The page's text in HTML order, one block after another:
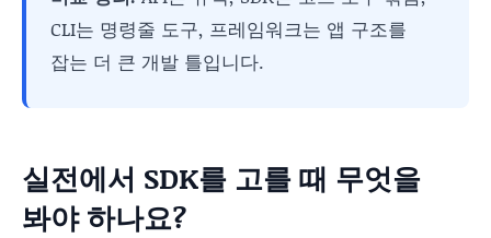
CLI는 명령줄 도구, 프레임워크는 앱 구조를
잡는 더 큰 개발 틀입니다.
실전에서 SDK를 고를 때 무엇을
봐야 하나요?